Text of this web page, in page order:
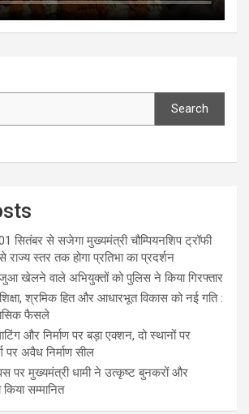
Search
सितंबर से सजेगा मुख्यमंत्री चौम्पियनशिप ट्रॉफी
राज्य स्तर तक होगा प्रतिभा का प्रदर्शन
खेलने वाले अभियुक्तों को पुलिस ने किया गिरफ्तार
श्रमिक हित और आधारभूत विकास को नई गति :
फैसले
और निर्माण पर बड़ा एक्शन, दो स्थानों पर
पर अवैध निर्माण सील
पर मुख्यमंत्री धामी ने उत्कृष्ट बुनकरों और
सम्मानित